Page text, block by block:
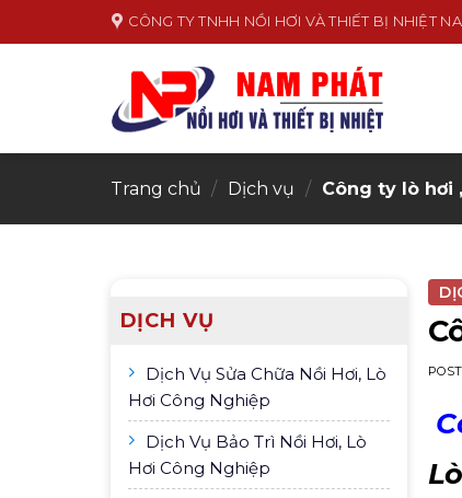
to
CÔNG TY TNHH NỒI HƠI VÀ THIẾT BỊ NHIỆT
Trang chủ / Dịch vụ / Công ty lò hơi
DỊCH VỤ
Dịch Vụ Sửa Chữa Nồi Hơi, Lò
Hơi Công Nghiệp
Dịch Vụ Bảo Trì Nồi Hơi, Lò
Hơi Công Nghiệp